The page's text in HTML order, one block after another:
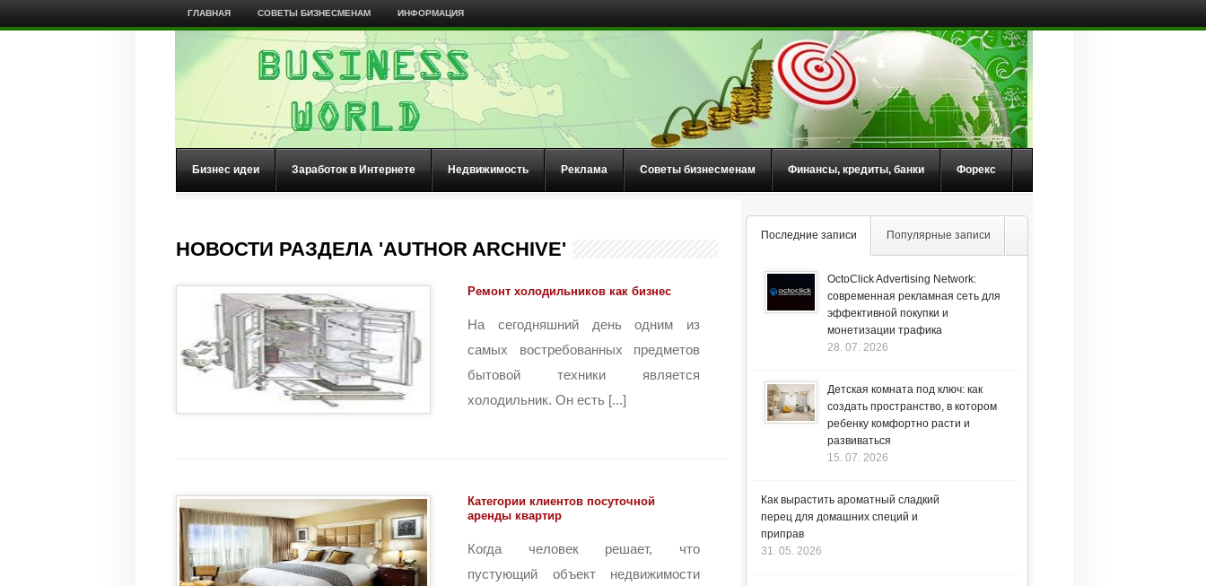
ГЛАВНАЯ СОВЕТЫ БИЗНЕСМЕНАМ ИНФОРМАЦИЯ
Бизнес идеи Заработок в Интернете Недвижимость Реклама Советы бизнесменам Финансы, кредиты, банки Форекс
НОВОСТИ РАЗДЕЛА 'AUTHOR ARCHIVE'
Ремонт холодильников как бизнес
На сегодняшний день одним из
самых востребованных предметов
бытовой техники является
холодильник. Он есть [...]
Категории клиентов посуточной
аренды квартир
Когда человек решает, что
пустующий объект недвижимости
Последние записи Популярные записи
OctoClick Advertising Network:
современная рекламная сеть для
эффективной покупки и
монетизации трафика
28. 07. 2026
Детская комната под ключ: как
создать пространство, в котором
ребенку комфортно расти и
развиваться
15. 07. 2026
Как вырастить ароматный сладкий
перец для домашних специй и
приправ
31. 05. 2026